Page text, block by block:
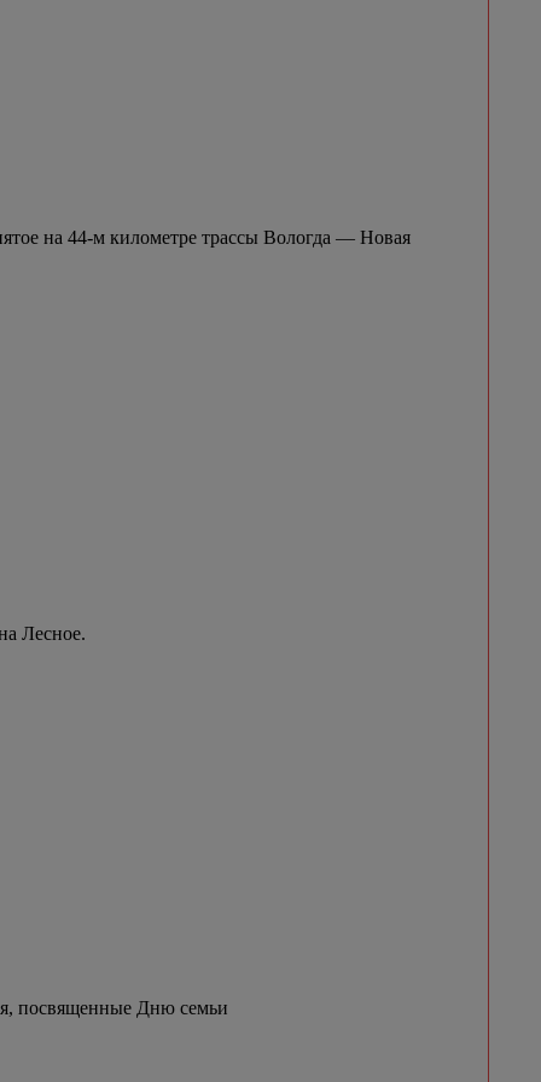
на 44-м километре трассы Вологда — Новая
Лесное.
посвященные Дню семьи